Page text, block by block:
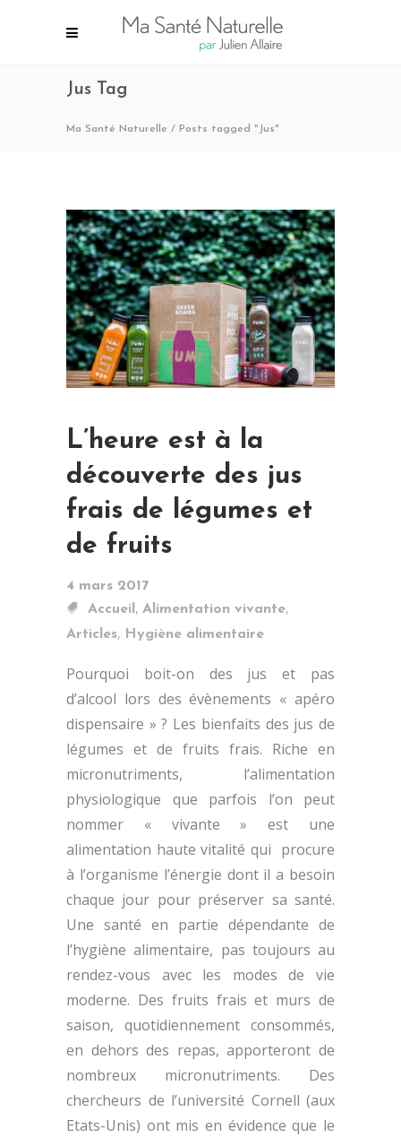
Jus Tag
Ma Santé Naturelle / Posts tagged "Jus"
L’heure est à la
découverte des jus
frais de légumes et
de fruits
4 mars 2017
Accueil, Alimentation vivante,
Articles, Hygiène alimentaire
Pourquoi boit-on des jus et pas
d’alcool lors des évènements « apéro
dispensaire » ? Les bienfaits des jus de
légumes et de fruits frais. Riche en
micronutriments, l’alimentation
physiologique que parfois l’on peut
nommer « vivante » est une
alimentation haute vitalité qui procure
à l’organisme l’énergie dont il a besoin
chaque jour pour préserver sa santé.
Une santé en partie dépendante de
l’hygiène alimentaire, pas toujours au
rendez-vous avec les modes de vie
moderne. Des fruits frais et murs de
saison, quotidiennement consommés,
en dehors des repas, apporteront de
nombreux micronutriments. Des
chercheurs de l’université Cornell (aux
Etats-Unis) ont mis en évidence que le